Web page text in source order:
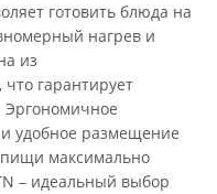
готовить блюда на
нагрев и
из
гарантирует
Эргономичное
удобное размещение
максимально
– идеальный выбор